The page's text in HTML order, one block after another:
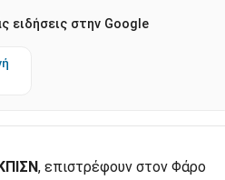
ειδήσεις στην Google
, επιστρέφουν στον Φάρο